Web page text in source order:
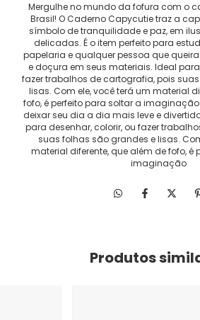
Mergulhe no mundo da fofura com o
Brasil! O Caderno Capycutie traz a
símbolo de tranquilidade e paz, em
delicadas. É o item perfeito para
papelaria e qualquer pessoa que
e doçura em seus materiais. Ideal
fazer trabalhos de cartografia, pois
lisas. Com ele, você terá um material
fofo, é perfeito para soltar a
deixar seu dia a dia mais leve e
para desenhar, colorir, ou fazer
suas folhas são grandes e lisas.
material diferente, que além de fofo, é
imaginação
Produtos